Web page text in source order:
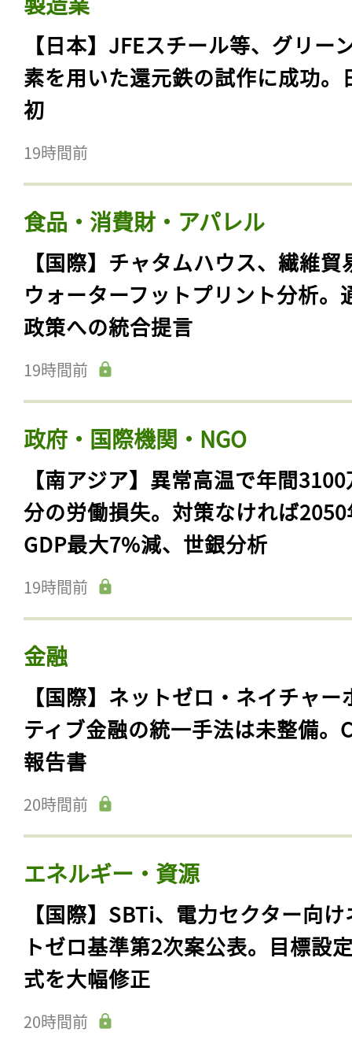
【日本】JFEスチール等、グリー
素を用いた還元鉄の試作に成功。
初
19時間前
食品・消費財・アパレル
【国際】チャタムハウス、繊維貿
ウォーターフットプリント分析。
政策への統合提言
19時間前
政府・国際機関・NGO
【南アジア】異常高温で年間
分の労働損失。対策なければ
GDP最大7%減、世銀分析
19時間前
金融
【国際】ネットゼロ・ネイチャー
ティブ金融の統一手法は未整備。
報告書
20時間前
エネルギー・資源
【国際】SBTi、電力セクター向
トゼロ基準第2次案公表。目標設
式を大幅修正
20時間前